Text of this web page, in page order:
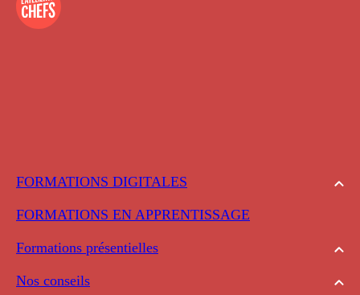
FORMATIONS DIGITALES
FORMATIONS EN APPRENTISSAGE
Formations présentielles
Nos conseils